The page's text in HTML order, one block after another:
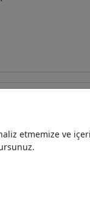
etmemize ve